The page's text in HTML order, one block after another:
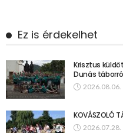
Ez is érdekelhet
Krisztus
Dunás
2026.08.06.
KOVÁSZOLÓ
2026.07.28.